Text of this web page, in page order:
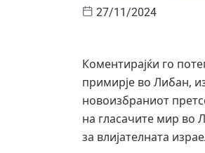
27/11/2024
Коментирајќи го
примирје во Либан,
новоизбраниот
на гласачите мир во
за влијателната